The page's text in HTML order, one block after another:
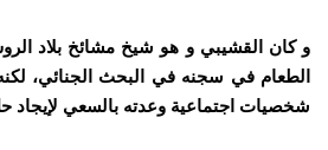
و كان القشيبي و هو شيخ مشائخ بلاد
الطعام في سجنه في البحث الجنائي،
شخصيات اجتماعية وعدته بالسعي لإيجاد